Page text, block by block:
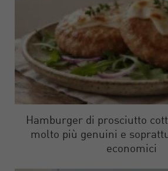
Hamburger di prosciutto
molto più genuini e
economici